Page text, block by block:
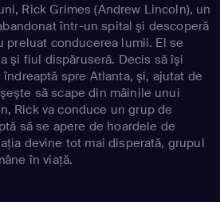
Rick Grimes (Andrew Lincoln), un
într-un spital şi descoperă
preluat conducerea lumii. El se
şi fiul dispăruseră. Decis să îşi
spre Atlanta, şi, ajutat de
să scape din mâinile unui
Rick va conduce un grup de
să se apere de hoardele de
devine tot mai disperată, grupul
în viaţă.